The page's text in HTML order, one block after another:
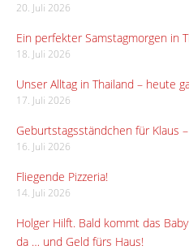
20. Juli 2026
Ein perfekter Samstagmorgen in
18. Juli 2026
Unser Alltag in Thailand – heute
17. Juli 2026
Geburtstagsständchen für Klaus
16. Juli 2026
Fliegende Pizzeria!
14. Juli 2026
Holger Hilft. Bald kommt das
da … und Geld fürs Haus!